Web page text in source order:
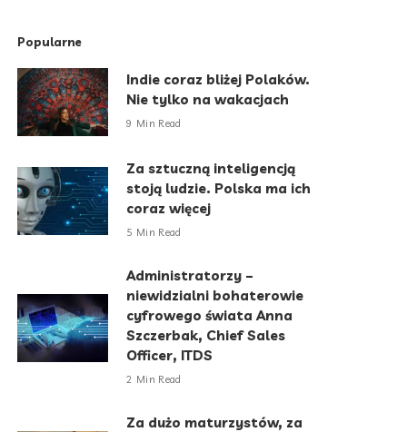
Popularne
Indie coraz bliżej Polaków.
Nie tylko na wakacjach
9 Min Read
Za sztuczną inteligencją
stoją ludzie. Polska ma ich
coraz więcej
5 Min Read
Administratorzy –
niewidzialni bohaterowie
cyfrowego świata Anna
Szczerbak, Chief Sales
Officer, ITDS
2 Min Read
Za dużo maturzystów, za